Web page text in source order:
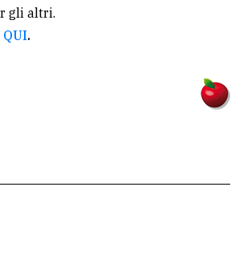
gli altri.
QUI.